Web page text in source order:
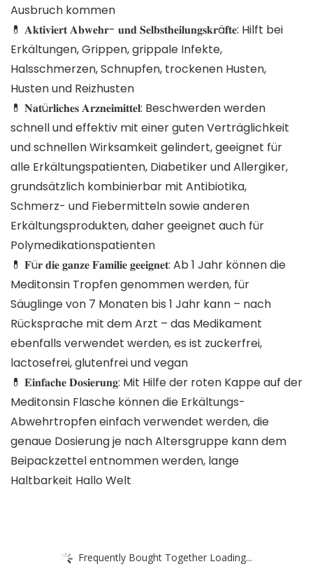
Ausbruch kommen
💊 𝐀𝐤𝐭𝐢𝐯𝐢𝐞𝐫𝐭 𝐀𝐛𝐰𝐞𝐡𝐫- 𝐮𝐧𝐝 𝐒𝐞𝐥𝐛𝐬𝐭𝐡𝐞𝐢𝐥𝐮𝐧𝐠𝐬𝐤𝐫ä𝐟𝐭𝐞: Hilft bei
Erkältungen, Grippen, grippale Infekte,
Halsschmerzen, Schnupfen, trockenen Husten,
Husten und Reizhusten
💊 𝐍𝐚𝐭ü𝐫𝐥𝐢𝐜𝐡𝐞𝐬 𝐀𝐫𝐳𝐧𝐞𝐢𝐦𝐢𝐭𝐭𝐞𝐥: Beschwerden werden
schnell und effektiv mit einer guten Verträglichkeit
und schnellen Wirksamkeit gelindert, geeignet für
alle Erkältungspatienten, Diabetiker und Allergiker,
grundsätzlich kombinierbar mit Antibiotika,
Schmerz- und Fiebermitteln sowie anderen
Erkältungsprodukten, daher geeignet auch für
Polymedikationspatienten
💊 𝐅ü𝐫 𝐝𝐢𝐞 𝐠𝐚𝐧𝐳𝐞 𝐅𝐚𝐦𝐢𝐥𝐢𝐞 𝐠𝐞𝐞𝐢𝐠𝐧𝐞𝐭: Ab 1 Jahr können die
Meditonsin Tropfen genommen werden, für
Säuglinge von 7 Monaten bis 1 Jahr kann – nach
Rücksprache mit dem Arzt – das Medikament
ebenfalls verwendet werden, es ist zuckerfrei,
lactosefrei, glutenfrei und vegan
💊 𝐄𝐢𝐧𝐟𝐚𝐜𝐡𝐞 𝐃𝐨𝐬𝐢𝐞𝐫𝐮𝐧𝐠: Mit Hilfe der roten Kappe auf der
Meditonsin Flasche können die Erkältungs-
Abwehrtropfen einfach verwendet werden, die
genaue Dosierung je nach Altersgruppe kann dem
Beipackzettel entnommen werden, lange
Haltbarkeit Hallo Welt
Frequently Bought Together Loading...